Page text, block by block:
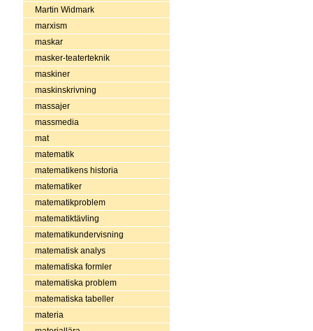
Martin Widmark
marxism
maskar
masker-teaterteknik
maskiner
maskinskrivning
massajer
massmedia
mat
matematik
matematikens historia
matematiker
matematikproblem
matematiktävling
matematikundervisning
matematisk analys
matematiska formler
matematiska problem
matematiska tabeller
materia